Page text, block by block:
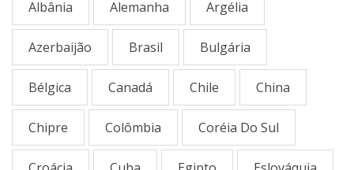
Albânia Alemanha Argélia
Azerbaijão Brasil Bulgária
Bélgica Canadá Chile China
Chipre Colômbia Coréia Do Sul